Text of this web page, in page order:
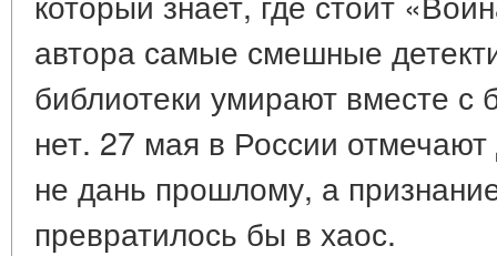
автора самые смешные
библиотеки умирают вместе
нет. 27 мая в России
не дань прошлому, а
превратилось бы в хаос.